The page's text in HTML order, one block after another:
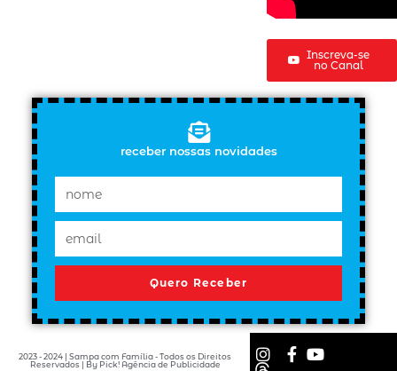
Inscreva-se
no Canal
receber nossas novidades
Quero Receber
2023 - 2024 | Sampa com Família - Todos os Direitos
Reservados | By Pick! Agência de Publicidade